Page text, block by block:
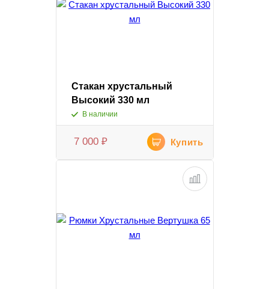
Стакан хрустальный
Высокий 330 мл
В наличии
7 000 ₽ Купить